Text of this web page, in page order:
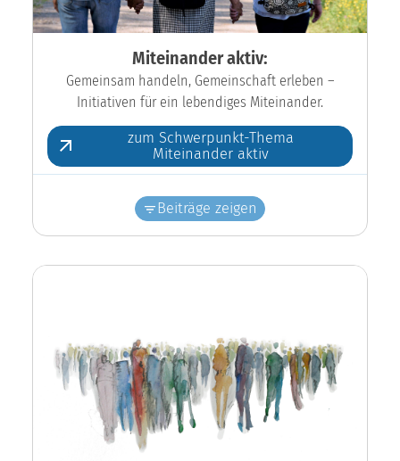
Miteinander aktiv:
Gemeinsam handeln, Gemeinschaft erleben –
Initiativen für ein lebendiges Miteinander.
zum Schwerpunkt-Thema
Miteinander aktiv
Beiträge zeigen